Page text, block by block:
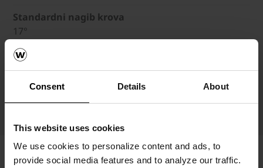
Consent Details About
This website uses cookies
We use cookies to personalize content and ads, to
provide social media features and to analyze our traffic.
Standardni nagib krova
17°
Minimalni nagib krova sa sekundarnim krovom
13°
Minimalni nagib krova sa vodonepropusnim
10°